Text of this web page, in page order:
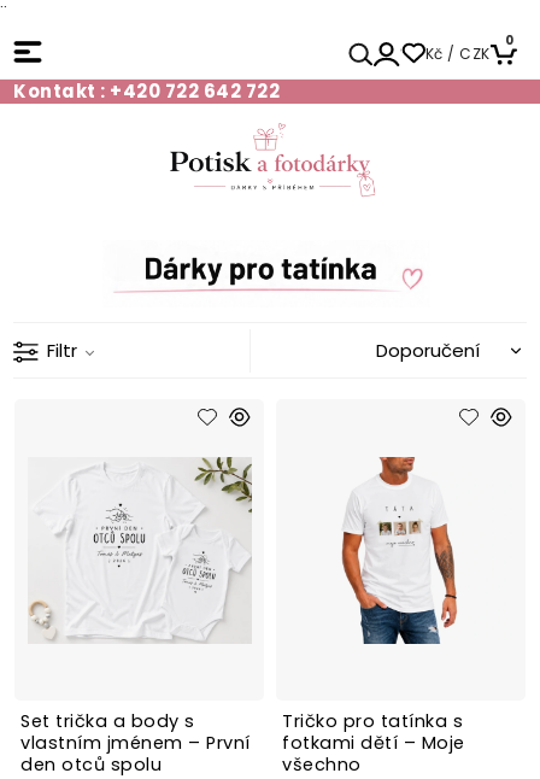
¨
Kč / CZK
0
Kontakt : +420 722 642 722
Filtr
Set trička a body s
vlastním jménem – První
den otců spolu
Tričko pro tatínka s
fotkami dětí – Moje
všechno